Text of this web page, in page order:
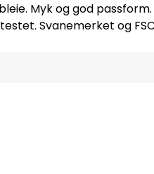
Myk og god
Svanemerket og